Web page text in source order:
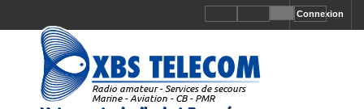
Connexion